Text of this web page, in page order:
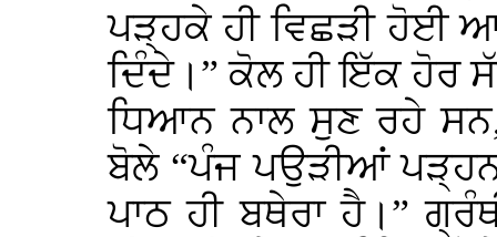
ਪੜ੍ਹਕੇ ਹੀ ਵਿਛੜੀ ਹੋਈ
ਦਿੰਦੇ।” ਕੋਲ ਹੀ ਇੱਕ ਹੋਰ
ਧਿਆਨ ਨਾਲ ਸੁਣ ਰਹੇ
ਬੋਲੇ “ਪੰਜ ਪਉੜੀਆਂ
ਪਾਠ ਹੀ ਬਥੇਰਾ ਹੈ।”